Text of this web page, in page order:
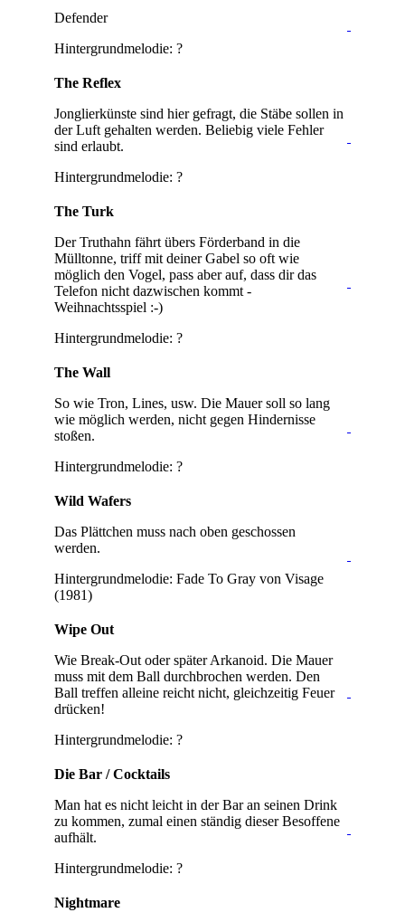
Defender
Hintergrundmelodie: ?
The Reflex
Jonglierkünste sind hier gefragt, die Stäbe sollen in
der Luft gehalten werden. Beliebig viele Fehler
sind erlaubt.
Hintergrundmelodie: ?
The Turk
Der Truthahn fährt übers Förderband in die
Mülltonne, triff mit deiner Gabel so oft wie
möglich den Vogel, pass aber auf, dass dir das
Telefon nicht dazwischen kommt -
Weihnachtsspiel :-)
Hintergrundmelodie: ?
The Wall
So wie Tron, Lines, usw. Die Mauer soll so lang
wie möglich werden, nicht gegen Hindernisse
stoßen.
Hintergrundmelodie: ?
Wild Wafers
Das Plättchen muss nach oben geschossen
werden.
Hintergrundmelodie: Fade To Gray von Visage
(1981)
Wipe Out
Wie Break-Out oder später Arkanoid. Die Mauer
muss mit dem Ball durchbrochen werden. Den
Ball treffen alleine reicht nicht, gleichzeitig Feuer
drücken!
Hintergrundmelodie: ?
Die Bar / Cocktails
Man hat es nicht leicht in der Bar an seinen Drink
zu kommen, zumal einen ständig dieser Besoffene
aufhält.
Hintergrundmelodie: ?
Nightmare